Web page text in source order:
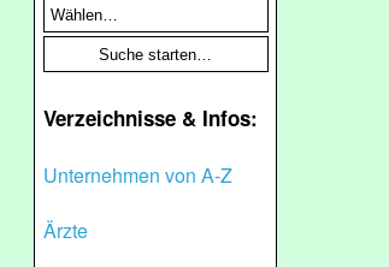
Verzeichnisse & Infos:
Unternehmen von A-Z
Ärzte